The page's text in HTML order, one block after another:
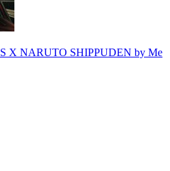
X NARUTO SHIPPUDEN by Me